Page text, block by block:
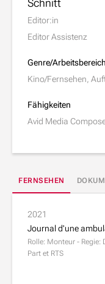
Schnitt
Editor:in
Editor Assistenz
Genre/Arbeitsbereich
Kino/Fernsehen,
Fähigkeiten
Avid Media
FERNSEHEN
2021
Journal d'une
Rolle: Monteur -
Part et RTS